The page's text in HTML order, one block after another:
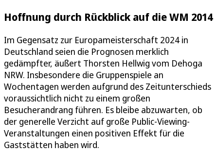
Hoffnung durch Rückblick auf die WM 2014
Im Gegensatz zur Europameisterschaft 2024 in
Deutschland seien die Prognosen merklich
gedämpfter, äußert Thorsten Hellwig vom Dehoga
NRW. Insbesondere die Gruppenspiele an
Wochentagen werden aufgrund des Zeitunterschieds
voraussichtlich nicht zu einem großen
Besucherandrang führen. Es bleibe abzuwarten, ob
der generelle Verzicht auf große Public-Viewing-
Veranstaltungen einen positiven Effekt für die
Gaststätten haben wird.